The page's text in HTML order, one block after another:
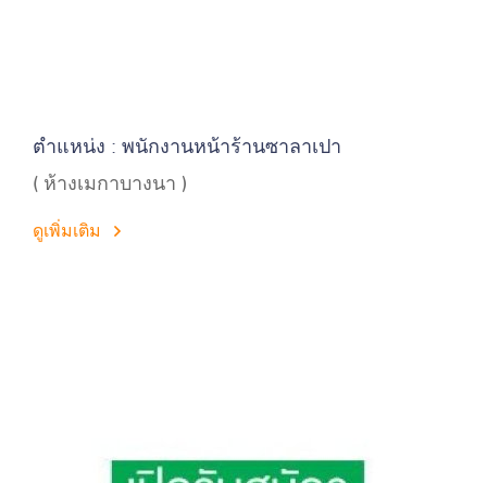
ตำแหน่ง : พนักงานหน้าร้านซาลาเปา
( ห้างเมกาบางนา )
ดูเพิ่มเติม